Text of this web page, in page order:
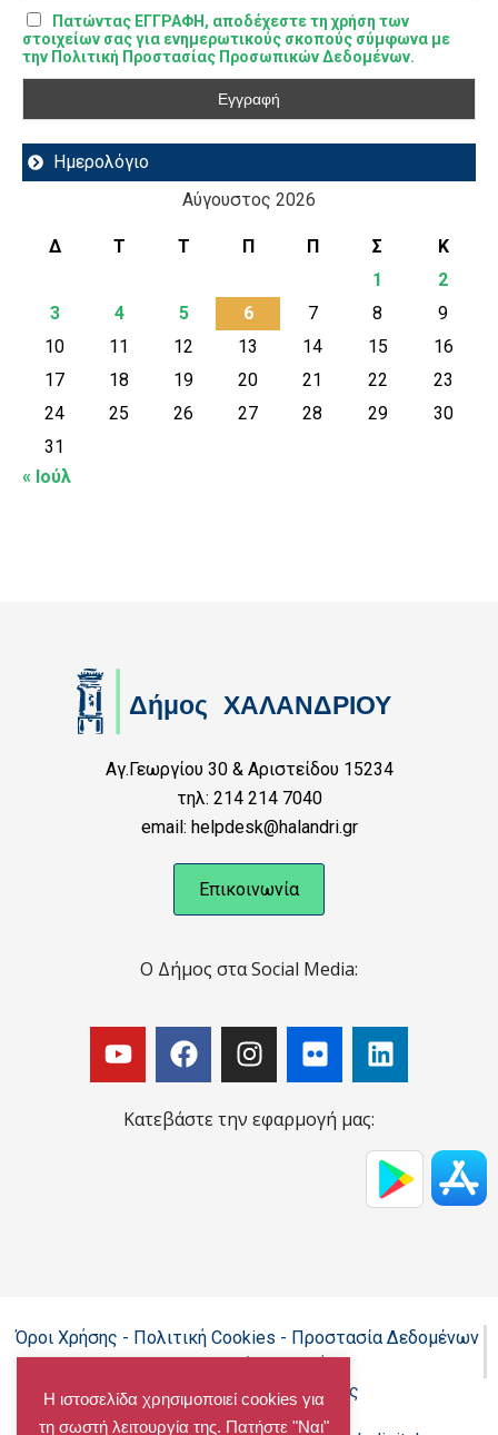
Πατώντας ΕΓΓΡΑΦΗ, αποδέχεστε τη χρήση των
στοιχείων σας για ενημερωτικούς σκοπούς σύμφωνα με
την Πολιτική Προστασίας Προσωπικών Δεδομένων.
Ημερολόγιο
Αύγουστος 2026
Δ Τ Τ Π Π Σ
Κ
1
2
3
4 5 6 7 8
9
10
11 12 13 14 15
16
17
18 19 20 21 22
23
24
25 26 27 28 29
30
31
« Ιούλ
Αγ.Γεωργίου 30 & Αριστείδου 15234
τηλ: 214 214 7040
email: helpdesk@halandri.gr
Επικοινωνία
Ο Δήμος στα Social Media:
Κατεβάστε την εφαρμογή μας:
Όροι Χρήσης - Πολιτική Cookies - Προστασία Δεδομένων
Προσωπικού Χαρακτήρα
Δήλωση προσβασιμότητας
Η ιστοσελίδα χρησιμοποιεί cookies για
τη σωστή λειτουργία της. Πατήστε "Ναι"